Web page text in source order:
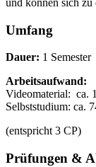
und können sich zu
Umfang
Dauer: 1 Semester
Arbeitsaufwand:
Videomaterial: ca.
Selbststudium: ca.
(entspricht 3 CP)
Prüfungen &